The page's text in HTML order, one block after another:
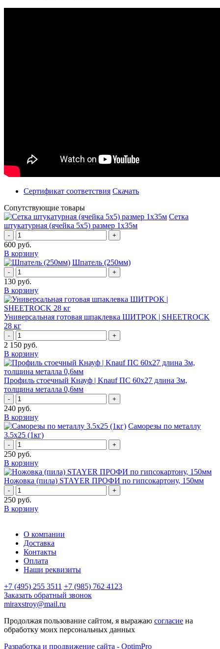
Сертификат соответствия Скачать
Сопутствующие товары
Сетка
штукатурная (ячейка 5х5) размер 1х35м
- +
600 руб.
В корзину
Шпатель (250мм)
- +
130 руб.
В корзину
Универсальная готовая шпаклевка ШИТРОК | SHEETROCK
28 кг
- +
2 150 руб.
В корзину
Профиль стоечный Кнауф | Knauf ПС 60x27 длина 3м,
толщина металла 0,6мм
- +
240 руб.
В корзину
Саморезы по металлу
3.5х25 (1кг)
- +
250 руб.
В корзину
Ножовка (пила) STAYER ПРОФИ по гипсокартону, 150мм
- +
250 руб.
В корзину
О компании
Доставка
Контакты
Оплата
Наши реквизиты
+7 (495) 255 3511 +7 (985) 762 4123
Заказать обратный звонок
miraxstroy@mail.ru
Продолжая пользование сайтом, я выражаю согласие на
обработку моих персональных данных
Разработка и продвижение сайта - OptimPro